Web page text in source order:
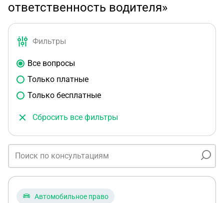
ответственность водителя»
Фильтры
Все вопросы
Только платные
Только бесплатные
Сбросить все фильтры
Автомобильное право